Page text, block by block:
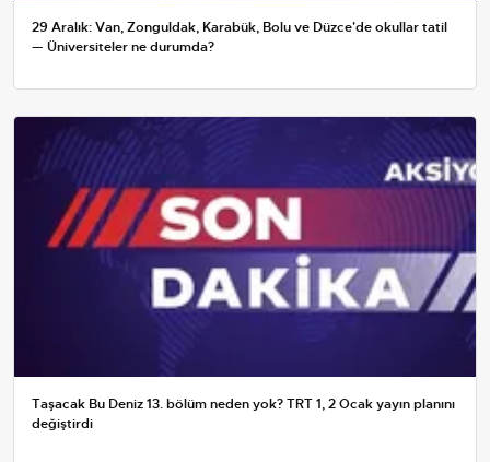
29 Aralık: Van, Zonguldak, Karabük, Bolu ve Düzce'de okullar tatil
— Üniversiteler ne durumda?
Taşacak Bu Deniz 13. bölüm neden yok? TRT 1, 2 Ocak yayın planını
değiştirdi